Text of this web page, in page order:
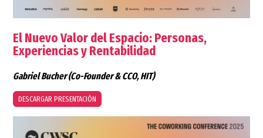
El Nuevo Valor del Espacio: Personas,
Experiencias y Rentabilidad
Gabriel Bucher(Co-Founder & CCO, HIT)
DESCARGAR PRESENTACIÓN